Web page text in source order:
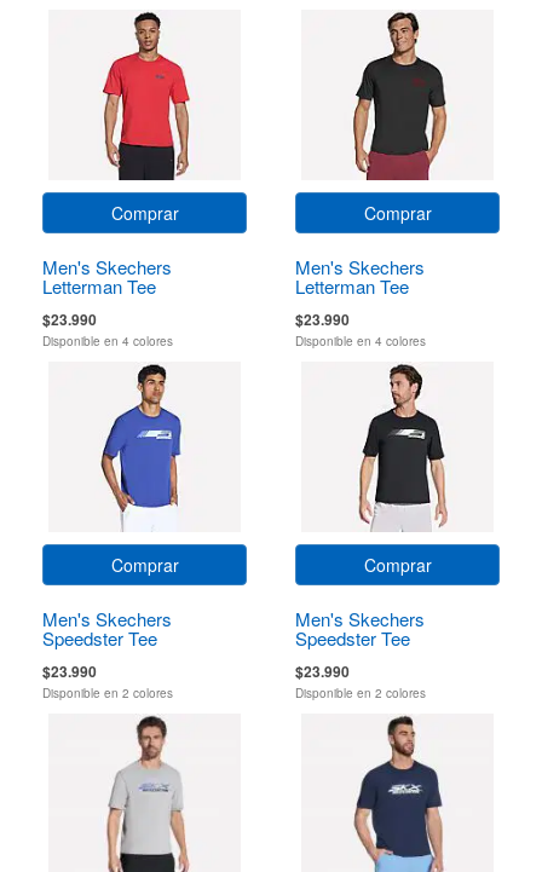
Comprar
Men's Skechers
Letterman Tee
$23.990
Disponible en 4 colores
Comprar
Men's Skechers
Letterman Tee
$23.990
Disponible en 4 colores
Comprar
Men's Skechers
Speedster Tee
$23.990
Disponible en 2 colores
Comprar
Men's Skechers
Speedster Tee
$23.990
Disponible en 2 colores